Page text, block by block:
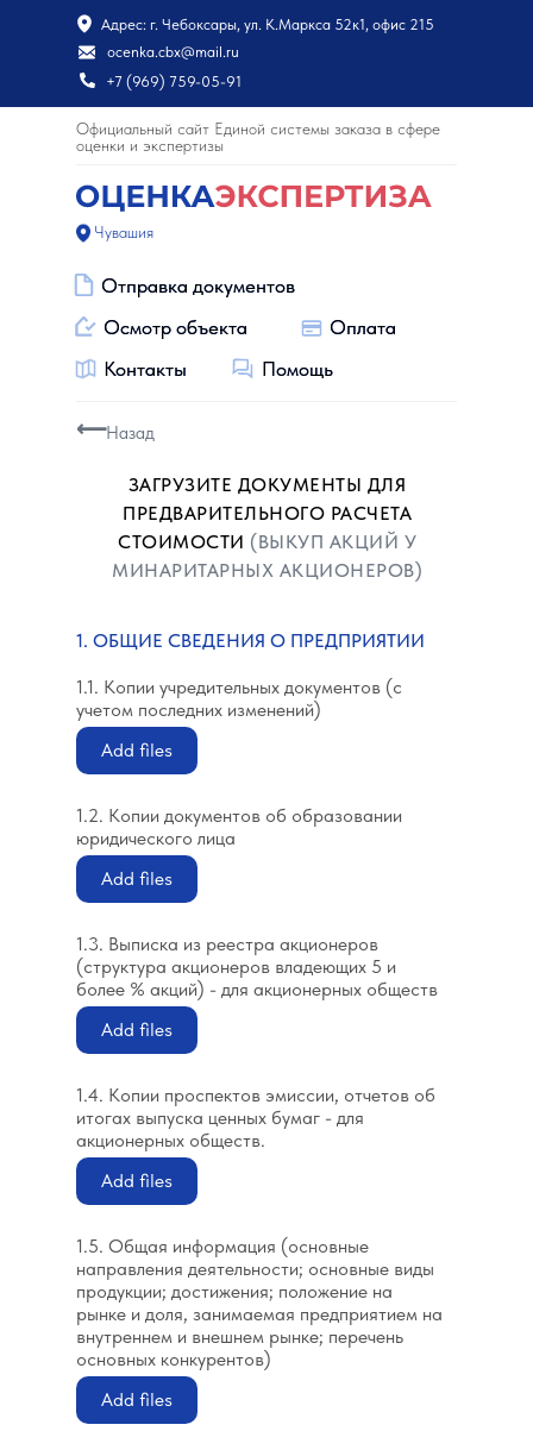
Адрес: г. Чебоксары, ул. К.Маркса 52к1, офис 215
ocenka.cbx@mail.ru
+7 (969) 759-05-91
Официальный сайт Единой системы заказа в сфере
оценки и экспертизы
Чувашия
Отправка документов
Отправка документов
Оплата
Осмотр объекта
Контакты
Оплата
Осмотр объекта
Контакты
Помощь
Помощь
ЗАГРУЗИТЕ ДОКУМЕНТЫ ДЛЯ
ПРЕДВАРИТЕЛЬНОГО РАСЧЕТА
СТОИМОСТИ (ВЫКУП АКЦИЙ У
МИНАРИТАРНЫХ АКЦИОНЕРОВ)
Назад
⟵
1. ОБЩИЕ СВЕДЕНИЯ О ПРЕДПРИЯТИИ
1.1. Копии учредительных документов (с
учетом последних изменений)
Add files
1.2. Копии документов об образовании
юридического лица
Add files
1.3. Выписка из реестра акционеров
(структура акционеров владеющих 5 и
более % акций) - для акционерных обществ
Add files
1.4. Копии проспектов эмиссии, отчетов об
итогах выпуска ценных бумаг - для
акционерных обществ.
Add files
1.5. Общая информация (основные
направления деятельности; основные виды
продукции; достижения; положение на
рынке и доля, занимаемая предприятием на
внутреннем и внешнем рынке; перечень
основных конкурентов)
Add files